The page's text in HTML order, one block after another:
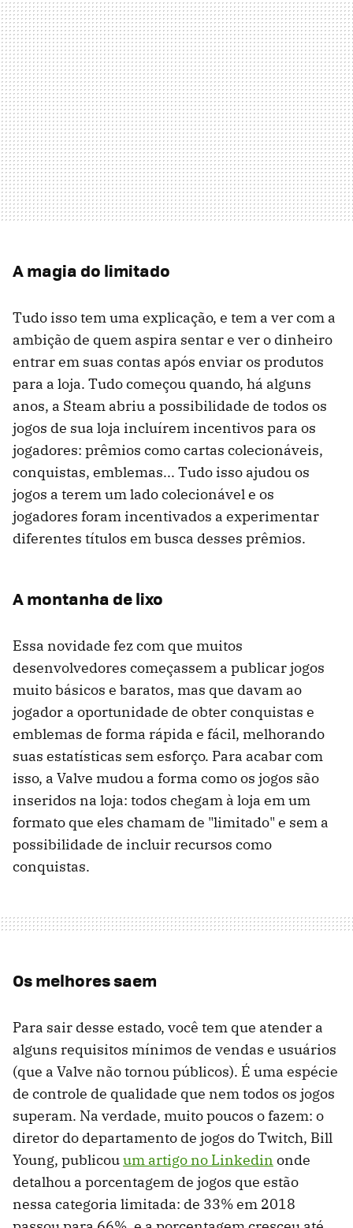
A magia do limitado
Tudo isso tem uma explicação, e tem a ver com a
ambição de quem aspira sentar e ver o dinheiro
entrar em suas contas após enviar os produtos
para a loja. Tudo começou quando, há alguns
anos, a Steam abriu a possibilidade de todos os
jogos de sua loja incluírem incentivos para os
jogadores: prêmios como cartas colecionáveis,
conquistas, emblemas... Tudo isso ajudou os
jogos a terem um lado colecionável e os
jogadores foram incentivados a experimentar
diferentes títulos em busca desses prêmios.
A montanha de lixo
Essa novidade fez com que muitos
desenvolvedores começassem a publicar jogos
muito básicos e baratos, mas que davam ao
jogador a oportunidade de obter conquistas e
emblemas de forma rápida e fácil, melhorando
suas estatísticas sem esforço. Para acabar com
isso, a Valve mudou a forma como os jogos são
inseridos na loja: todos chegam à loja em um
formato que eles chamam de "limitado" e sem a
possibilidade de incluir recursos como
conquistas.
Os melhores saem
Para sair desse estado, você tem que atender a
alguns requisitos mínimos de vendas e usuários
(que a Valve não tornou públicos). É uma espécie
de controle de qualidade que nem todos os jogos
superam. Na verdade, muito poucos o fazem: o
diretor do departamento de jogos do Twitch, Bill
Young, publicouum artigo no Linkedin onde
detalhou a porcentagem de jogos que estão
nessa categoria limitada: de 33% em 2018